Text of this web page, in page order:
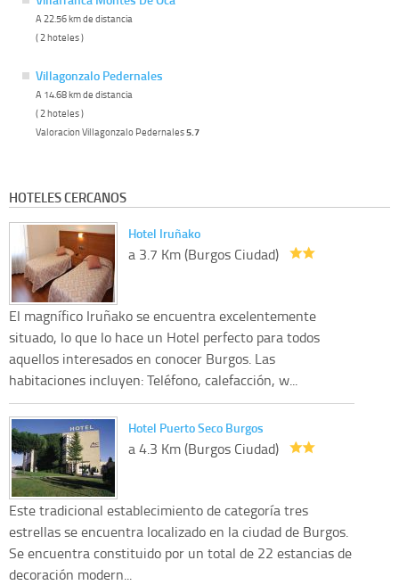
A 22.56 km de distancia
( 2 hoteles )
Villagonzalo Pedernales
A 14.68 km de distancia
( 2 hoteles )
Valoracion Villagonzalo Pedernales5.7
HOTELES CERCANOS
Hotel Iruñako
a 3.7 Km (Burgos Ciudad)
El magnífico Iruñako se encuentra excelentemente
situado, lo que lo hace un Hotel perfecto para todos
aquellos interesados en conocer Burgos. Las
habitaciones incluyen: Teléfono, calefacción, w...
Hotel Puerto Seco Burgos
a 4.3 Km (Burgos Ciudad)
Este tradicional establecimiento de categoría tres
estrellas se encuentra localizado en la ciudad de Burgos.
Se encuentra constituido por un total de 22 estancias de
decoración modern...